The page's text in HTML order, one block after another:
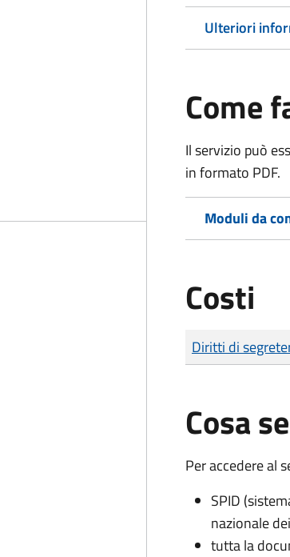
Ulteriori
Come
Il servizio può
in formato PDF.
Moduli da
Costi
Tipo di
Importo
Diritti di
Cosa
Per accedere al
SPID
nazionale
tutta la